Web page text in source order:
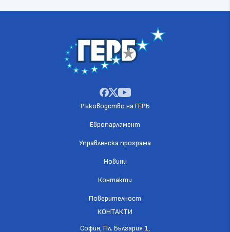
Ръководство на ГЕРБ
Европарламент
Управленска програма
Новини
Контакти
Поверителност
КОНТАКТИ
София, Пл. България 1,